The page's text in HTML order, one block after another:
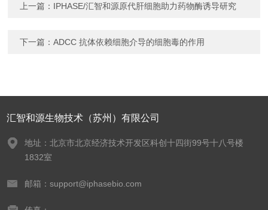
上一篇： IPHASE/汇智和源原代肝细胞助力药物酶诱导研究
下一篇：ADCC 抗体依赖细胞介导的细胞毒的作用
汇智和源生物技术（苏州）有限公司
地址：北京市北京经济技术开发区科创十四街99号十八号楼
1832室
邮箱：support@iphasebio.com